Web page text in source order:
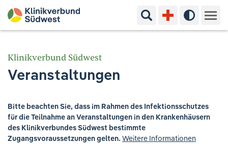
Suchbegriff eingeben
Hoher
Ihr Aufenthalt
Ausbildung & Studium
Klinikverbund Südwest
Veranstaltungen
Bitte beachten Sie, dass im Rahmen des Infektionsschutzes
für die Teilnahme an Veranstaltungen in den Krankenhäusern
des Klinikverbundes Südwest bestimmte
Zugangsvoraussetzungen gelten. Weitere Informationen